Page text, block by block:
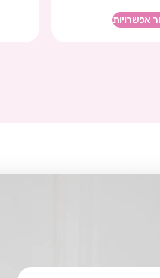
אפשרויות